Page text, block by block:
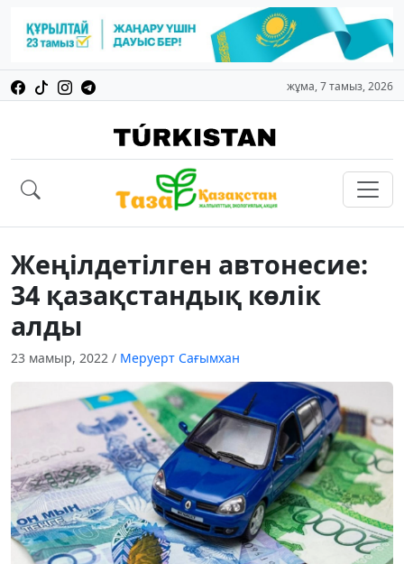
жұма, 7 тамыз, 2026
Жеңілдетілген автонесие:
34 қазақстандық көлік
алды
23 мамыр, 2022 / Меруерт Сағымхан